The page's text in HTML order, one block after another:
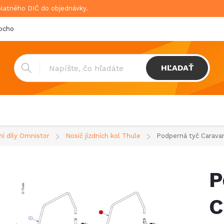
DIČ do objednávky.
podmienky
HĽADAŤ
díly Omnistor Nosič jízdních kol Thule Podperná tyč